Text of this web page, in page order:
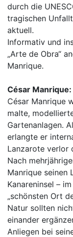
durch die
tragischen
aktuell.
Informativ und
„Arte de Obra“
Manrique.
César
César Manrique
malte,
Gartenanlagen.
erlangte er
Lanzarote verlor
Nach
Manrique seinen
Kanareninsel –
„schönsten Ort
Natur sollten
einander
Anliegen bei